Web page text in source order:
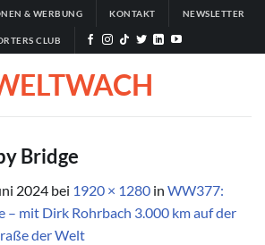
& WERBUNG KONTAKT NEWSLETTER
CLUB
Bridge
2024 bei 1920 × 1280 in WW377:
– mit Dirk Rohrbach 3.000 km auf der
der Welt